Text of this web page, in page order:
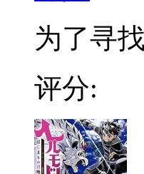
为了寻
评分: